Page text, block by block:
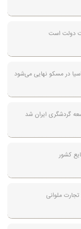
دولت است
در مسکو نهایی می‌شود
گردشگری ایران شد
کشور
تجارت ملوانی